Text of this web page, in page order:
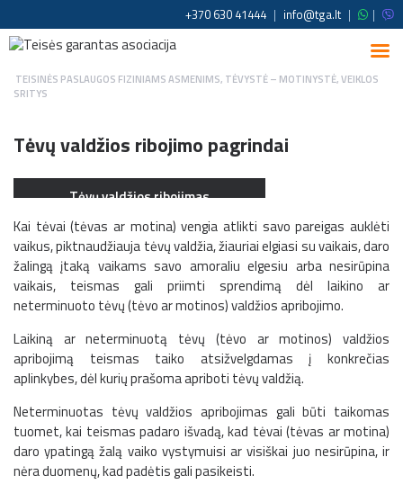
+370 630 41444 | info@tga.lt | |
TEISINĖS PASLAUGOS FIZINIAMS ASMENIMS, TĖVYSTĖ – MOTINYSTĖ,VEIKLOS
SRITYS
Tėvų valdžios ribojimo pagrindai
Tėvų valdžios ribojimas
Kai tėvai (tėvas ar motina) vengia atlikti savo pareigas auklėti
vaikus, piktnaudžiauja tėvų valdžia, žiauriai elgiasi su vaikais, daro
žalingą įtaką vaikams savo amoraliu elgesiu arba nesirūpina
vaikais, teismas gali priimti sprendimą dėl laikino ar
neterminuoto tėvų (tėvo ar motinos) valdžios apribojimo.
Laikiną ar neterminuotą tėvų (tėvo ar motinos) valdžios
apribojimą teismas taiko atsižvelgdamas į konkrečias
aplinkybes, dėl kurių prašoma apriboti tėvų valdžią.
Neterminuotas tėvų valdžios apribojimas gali būti taikomas
tuomet, kai teismas padaro išvadą, kad tėvai (tėvas ar motina)
daro ypatingą žalą vaiko vystymuisi ar visiškai juo nesirūpina, ir
nėra duomenų, kad padėtis gali pasikeisti.